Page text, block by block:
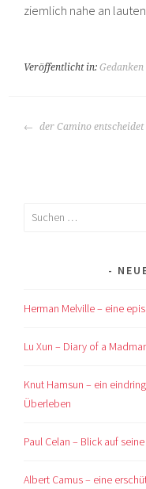
ziemlich nahe an
Veröffentlicht in:Gedanken
BEITRAGS-
der Camino entscheidet
Suchen
Herman Melville – eine
Lu Xun – Diary of a
Knut Hamsun – ein
Überleben
Paul Celan – Blick auf
Albert Camus – eine